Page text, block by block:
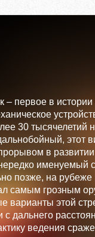
– первое в истории
30 тысячелетий
этот
в развитии
именуемый
позже, на рубеже
самым грозным
варианты этой
дальнего
ведения